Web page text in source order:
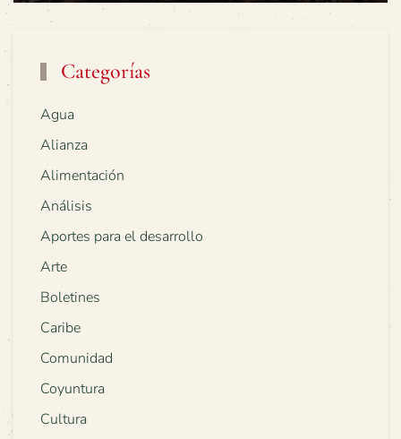
Categorías
Agua
Alianza
Alimentación
Análisis
Aportes para el desarrollo
Arte
Boletines
Caribe
Comunidad
Coyuntura
Cultura